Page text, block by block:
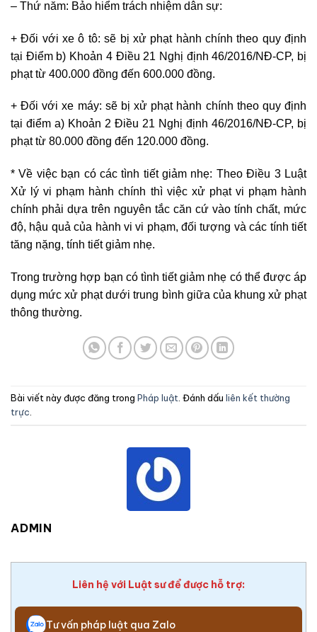
– Thứ năm: Bảo hiểm trách nhiệm dân sự:
+ Đối với xe ô tô: sẽ bị xử phạt hành chínhtheo quy định
tại Điểm b) Khoản 4 Điều 21 Nghị định 46/2016/NĐ-CP, bị
phạt từ 400.000 đồng đến 600.000 đồng.
+ Đối với xe máy: sẽ bị xử phạt hành chính theo quy định
tại điểm a) Khoản 2 Điều 21 Nghị định 46/2016/NĐ-CP, bị
phạt từ 80.000 đồng đến 120.000 đồng.
* Về việc bạn có các tình tiết giảm nhẹ: Theo Điều 3 Luật
Xử lý vi phạm hành chính thì việc xử phạt vi phạm hành
chính phải dựa trên nguyên tắc căn cứ vào tính chất, mức
độ, hậu quả của hành vi vi phạm, đối tượng và các tính tiết
tăng nặng, tính tiết giảm nhẹ.
Trong trường hợp bạn có tình tiết giảm nhẹ có thể được áp
dụng mức xử phạt dưới trung bình giữa của khung xử phạt
thông thường.
Bài viết này được đăng trong Pháp luật. Đánh dấu liên kết thường
trực.
ADMIN
Liên hệ với Luật sư để được hỗ trợ:
Tư vấn pháp luật qua Zalo